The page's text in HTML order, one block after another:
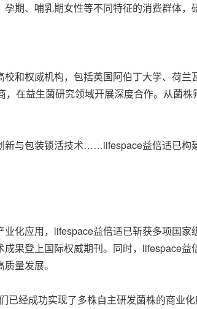
期、哺乳期女性等不同特征的消费群体，
和权威机构，包括英国阿伯丁大学、荷
在益生菌研究领域开展深度合作。从菌
与包装锁活技术……lifespace益倍适已构
化应用，lifespace益倍适已斩获多项国
果登上国际权威期刊。同时，lifespace
量发展。
经成功实现了多株自主研发菌株的商业